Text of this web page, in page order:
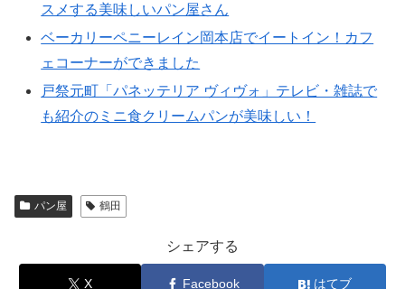
スメする美味しいパン屋さん
ベーカリーペニーレイン岡本店でイートイン！カフ
ェコーナーができました
戸祭元町「パネッテリア ヴィヴォ」テレビ・雑誌で
も紹介のミニ食クリームパンが美味しい！
パン屋 鶴田
シェアする
X Facebook はてブ